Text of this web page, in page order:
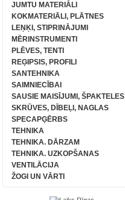
JUMTU MATERIĀLI
KOKMATERIĀLI, PLĀTNES
LEŅĶI, STIPRINĀJUMI
MĒRINSTRUMENTI
PLĒVES, TENTI
REĢIPSIS, PROFILI
SANTEHNIKA
SAIMNIECĪBAI
SAUSIE MAISĪJUMI, ŠPAKTELES
SKRŪVES, DĪBEĻI, NAGLAS
SPECAPĢĒRBS
TEHNIKA
TEHNIKA. DĀRZAM
TEHNIKA. UZKOPŠANAS
VENTILĀCIJA
ŽOGI UN VĀRTI